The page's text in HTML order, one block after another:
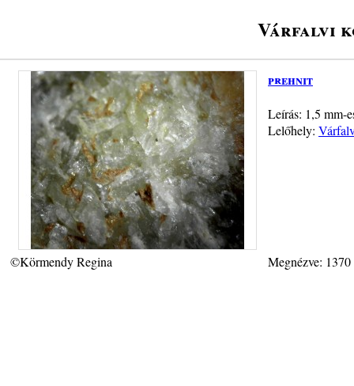
Várfalvi
prehnit
Leírás: 1,5 mm-
Lelőhely:
©Körmendy Regina Megnézve: